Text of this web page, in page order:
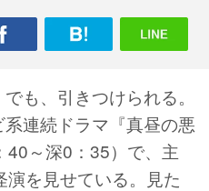
も、引きつけられる。
連続ドラマ『真昼の悪
～深0：35）で、主
演を見せている。見た